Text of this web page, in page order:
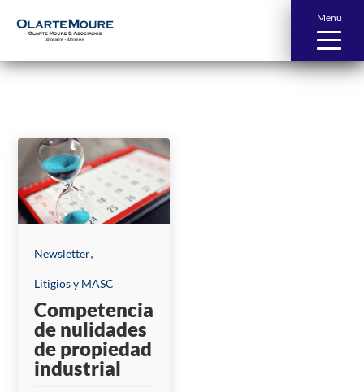
Menu
Newsletter,
Litigios y MASC
Competencia
de nulidades
de propiedad
industrial